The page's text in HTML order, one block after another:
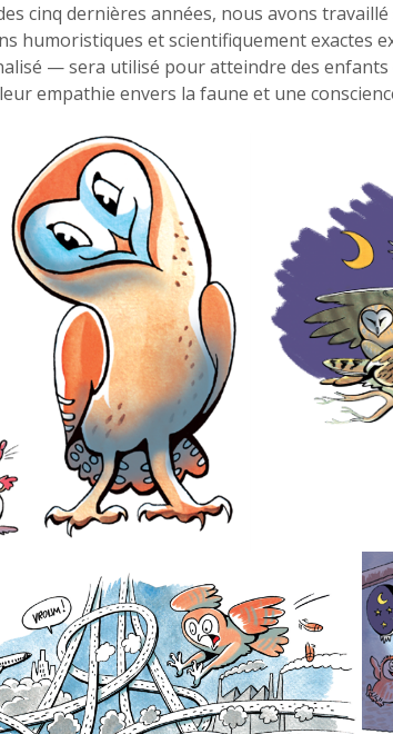
cinq dernières années, nous avons
humoristiques et scientifiquement exactes
— sera utilisé pour atteindre des
empathie envers la faune et une